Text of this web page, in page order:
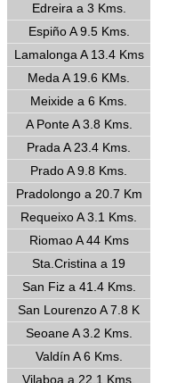
Edreira a 3 Kms.
Espiño A 9.5 Kms.
Lamalonga A 13.4 Kms
Meda A 19.6 KMs.
Meixide a 6 Kms.
A Ponte A 3.8 Kms.
Prada A 23.4 Kms.
Prado A 9.8 Kms.
Pradolongo a 20.7 Km
Requeixo A 3.1 Kms.
Riomao A 44 Kms
Sta.Cristina a 19
San Fiz a 41.4 Kms.
San Lourenzo A 7.8 K
Seoane A 3.2 Kms.
Valdín A 6 Kms.
Vilaboa a 22.1 Kms.